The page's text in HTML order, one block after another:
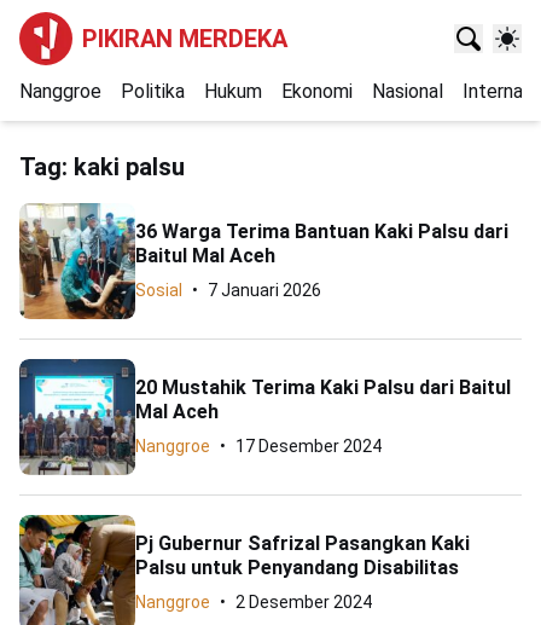
PIKIRAN MERDEKA
Nanggroe Politika Hukum Ekonomi Nasional
Tag: kaki palsu
36 Warga Terima Bantuan Kaki Palsu dari
Baitul Mal Aceh
Sosial 7 Januari 2026
20 Mustahik Terima Kaki Palsu dari Baitul
Mal Aceh
Nanggroe 17 Desember 2024
Pj Gubernur Safrizal Pasangkan Kaki
Palsu untuk Penyandang Disabilitas
Nanggroe 2 Desember 2024